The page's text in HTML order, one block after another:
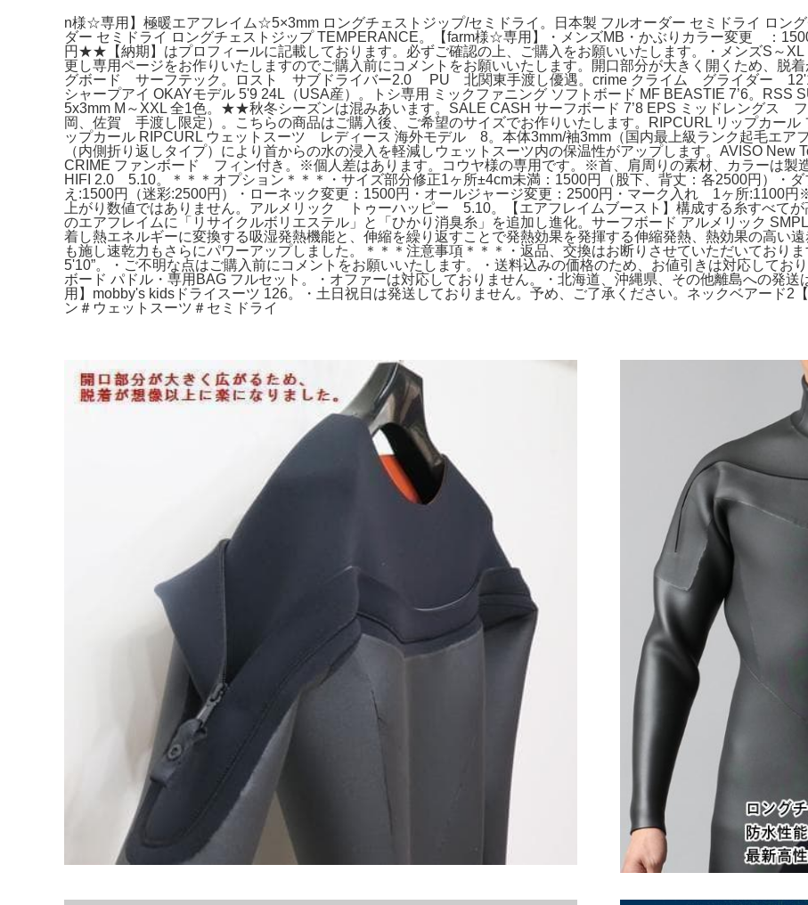
n様☆専用】極暖エアフレイム☆5×3mm ロングチェストジップ/セミドライ。日本製 フルオーダー セミドライ ロン
ダー セミドライ ロングチェストジップ TEMPERANCE。【farm様☆専用】・メンズMB・かぶりカラー変更 ：
円★★【納期】はプロフィールに記載しております。必ずご確認の上、ご購入をお願いいたします。・メンズS～
更し専用ページをお作りいたしますのでご購入前にコメントをお願いいたします。開口部分が大きく開くため、脱
グボード サーフテック。ロスト サブドライバー2.0 PU 北関東手渡し優遇。crime クライム グライダー 12'1
シャープアイ OKAYモデル 5'9 24L（USA産）。トシ専用 ミックファニング ソフトボード MF BEASTIE 7’6。RSS
5x3mm M～XXL 全1色。★★秋冬シーズンは混みあいます。SALE CASH サーフボード 7’8 EPS ミッドレングス
岡、佐賀 手渡し限定）。こちらの商品はご購入後、ご希望のサイズでお作りいたします。RIPCURL リップカール
ップカール RIPCURL ウェットスーツ レディース 海外モデル 8。本体3mm/袖3mm（国内最上級ランク起毛エア
（内側折り返しタイプ）により首からの水の浸入を軽減しウェットスーツ内の保温性がアップします。AVISO New
CRIME ファンボード フィン付き。※個人差はあります。コウヤ様の専用です。※首、肩周りの素材、カラーは
HIFI 2.0 5.10。＊＊＊オプション＊＊＊・サイズ部分修正1ヶ所±4cm未満：1500円（股下、背丈：各2500円）・
え:1500円（迷彩:2500円）・ローネック変更：1500円・オールジャージ変更：2500円・マーク入れ 1ヶ所:1100
上がり数値ではありません。アルメリック トゥーハッピー 5.10。【エアフレイムブースト】構成する糸すべて
のエアフレイムに「リサイクルボリエステル」と「ひかり消臭糸」を追加し進化。サーフボード アルメリック
着し熱エネルギーに変換する吸湿発熱機能と、伸縮を繰り返すことで発熱効果を発揮する伸縮発熱、熱効果の高い
も施し速乾力もさらにパワーアップしました。＊＊＊注意事項＊＊＊・返品、交換はお断りさせていただいており
5'10”。・ご不明な点はご購入前にコメントをお願いいたします。・送料込みの価格のため、お値引きは対応してお
ボード パドル・専用BAG フルセット。・オファーは対応しておりません。・北海道、沖縄県、その他離島への発
用】mobby's kidsドライスーツ 126。・土日祝日は発送しておりません。予め、ご了承ください。ネックベアード2
ン＃ウェットスーツ＃セミドライ